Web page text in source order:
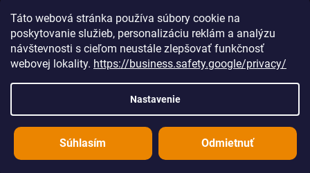
Táto webová stránka používa súbory cookie na
poskytovanie služieb, personalizáciu reklám a analýzu
návštevnosti s cieľom neustále zlepšovať funkčnosť
webovej lokality. https://business.safety.google/privacy/
Nastavenie
Odmietnuť
Súhlasím
info@cokoladovnajanek.sk
+420 778 716 678
@janek_chocolate
Vytvoril Shoptet
Copyright 2026Čokoládovňa JANEK. Všetky práva vyhradené.